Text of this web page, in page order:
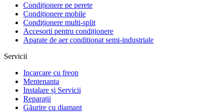
Condiționere pe perete
Condiționere mobile
Condiționere multi-split
Accesorii pentru condiționere
Aparate de aer conditionat semi-industriale
Servicii
Incarcare cu freon
Mentenanta
Instalare și Servicii
Reparații
Găurire cu diamant